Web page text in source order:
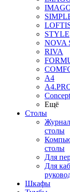
STYLE
NOVA
RIVA
A4
Concept
Ещё
Столы
столы
столы
Для
Для
Шкафы